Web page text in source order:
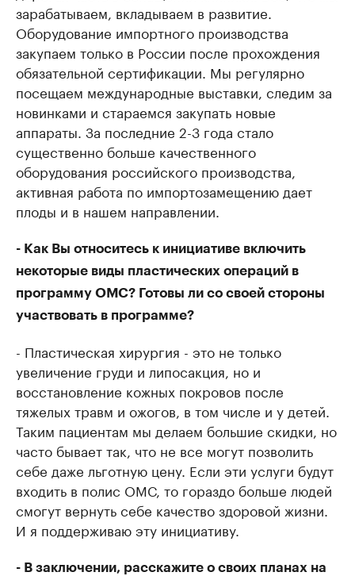
зарабатываем, вкладываем в развитие.
Оборудование импортного производства
закупаем только в России после прохождения
обязательной сертификации. Мы регулярно
посещаем международные выставки, следим за
новинками и стараемся закупать новые
аппараты. За последние 2-3 года стало
существенно больше качественного
оборудования российского производства,
активная работа по импортозамещению дает
плоды и в нашем направлении.
- Как Вы относитесь к инициативе включить
некоторые виды пластических операций в
программу ОМС? Готовы ли со своей стороны
участвовать в программе?
- Пластическая хирургия - это не только
увеличение груди и липосакция, но и
восстановление кожных покровов после
тяжелых травм и ожогов, в том числе и у детей.
Таким пациентам мы делаем большие скидки, но
часто бывает так, что не все могут позволить
себе даже льготную цену. Если эти услуги будут
входить в полис ОМС, то гораздо больше людей
смогут вернуть себе качество здоровой жизни.
И я поддерживаю эту инициативу.
- В заключении, расскажите о своих планах на